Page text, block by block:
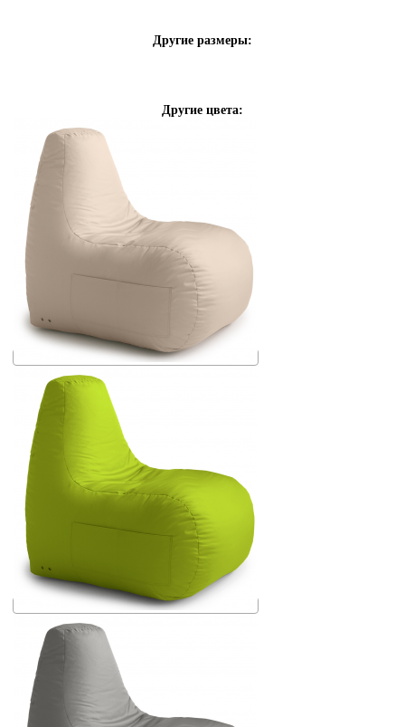
Другие размеры:
Другие цвета: